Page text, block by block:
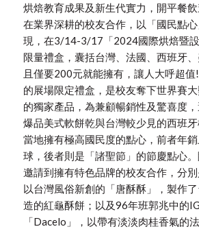
烘焙教育成果及新生代實力，開平餐
在業界深耕的校友合作，以「國民點
現，在3/14-3/17「2024國際烘焙暨
限量禮盒，囊括台灣、法國、西班牙、
且僅要200元就能擁有，讓人大呼超值
的展場限定禮盒，是校友奪下世界賽
的獨家產品，為兼顧暢銷性及驚喜度
爆品美式軟餅乾與台灣較少見的西班
當地擁有極高國民度的點心，前者年
球，後者則是「諸聖節」的節慶點心
邀請到擁有特色品牌的校友合作，分
以台灣風俗新創的「唐酥酥」，製作
造的紅龜酥餅；以及96年班郭兆中的
「Dacelo」，以帶有淡淡肉桂香氣的